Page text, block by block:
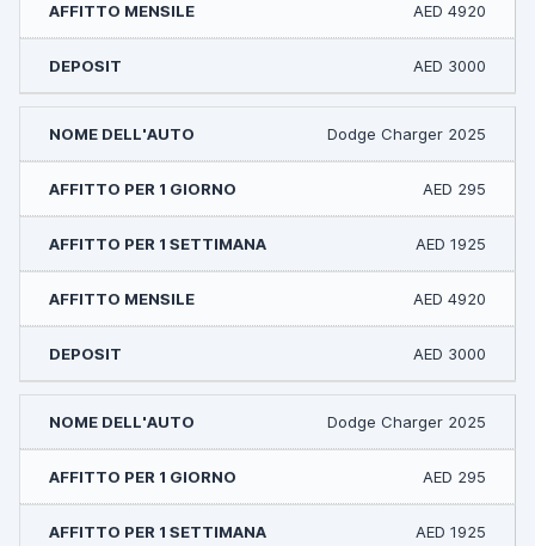
AED 4920
AED 3000
Dodge Charger 2025
AED 295
AED 1925
AED 4920
AED 3000
Dodge Charger 2025
AED 295
AED 1925